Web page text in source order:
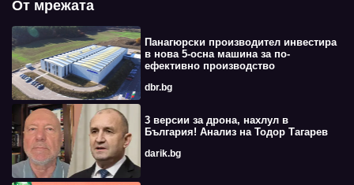
От мрежата
Панагюрски производител инвестира
в нова 5-осна машина за по-
ефективно производство
dbr.bg
3 версии за дрона, нахлул в
България! Анализ на Тодор Тагарев
darik.bg